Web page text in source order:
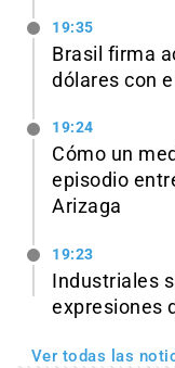
19:35
Brasil firma
dólares con
19:24
Cómo un
episodio
Arizaga
19:23
Industriales
expresiones
Ver todas las